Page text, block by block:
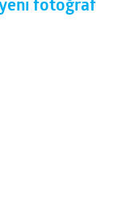
fotoğraf